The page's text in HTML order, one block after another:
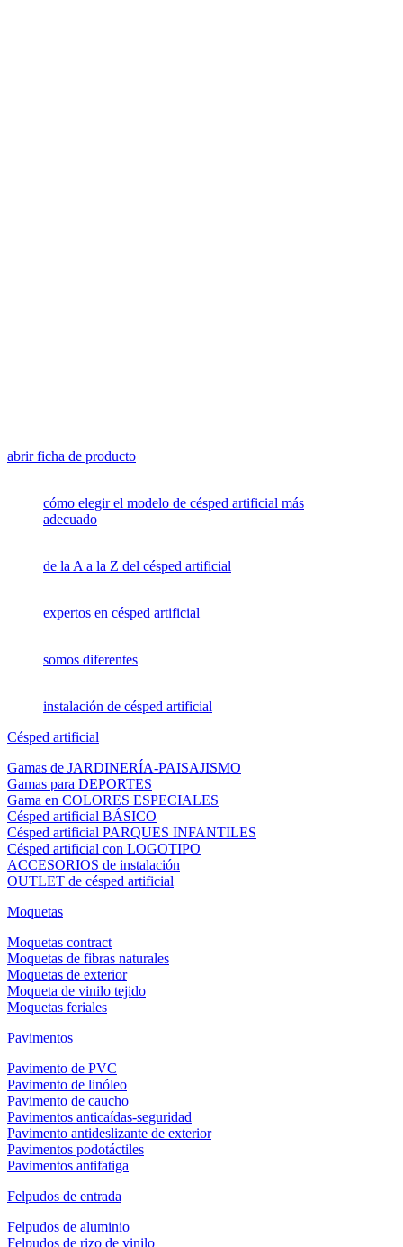
abrir ficha de producto
cómo elegir el modelo de césped artificial más
adecuado
de la A a la Z del césped artificial
expertos en césped artificial
somos diferentes
instalación de césped artificial
Césped artificial
Gamas de JARDINERÍA-PAISAJISMO
Gamas para DEPORTES
Gama en COLORES ESPECIALES
Césped artificial BÁSICO
Césped artificial PARQUES INFANTILES
Césped artificial con LOGOTIPO
ACCESORIOS de instalación
OUTLET de césped artificial
Moquetas
Moquetas contract
Moquetas de fibras naturales
Moquetas de exterior
Moqueta de vinilo tejido
Moquetas feriales
Pavimentos
Pavimento de PVC
Pavimento de linóleo
Pavimento de caucho
Pavimentos anticaídas-seguridad
Pavimento antideslizante de exterior
Pavimentos podotáctiles
Pavimentos antifatiga
Felpudos de entrada
Felpudos de aluminio
Felpudos de rizo de vinilo